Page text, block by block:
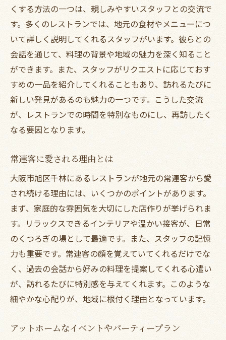
くする方法の一つは、親しみやすいスタッフとの交流で
す。多くのレストランでは、地元の食材やメニューにつ
いて詳しく説明してくれるスタッフがいます。彼らとの
会話を通じて、料理の背景や地域の魅力を深く知ること
ができます。また、スタッフがリクエストに応じておす
すめの一品を紹介してくれることもあり、訪れるたびに
新しい発見があるのも魅力の一つです。こうした交流
が、レストランでの時間を特別なものにし、再訪したく
なる要因となります。
常連客に愛される理由とは
大阪市旭区千林にあるレストランが地元の常連客から愛
され続ける理由には、いくつかのポイントがあります。
まず、家庭的な雰囲気を大切にした店作りが挙げられま
す。リラックスできるインテリアや温かい接客が、日常
のくつろぎの場として最適です。また、スタッフの記憶
力も重要です。常連客の顔を覚えていてくれるだけでな
く、過去の会話から好みの料理を提案してくれる心遣い
が、訪れるたびに特別感を与えてくれます。このような
細やかな心配りが、地域に根付く理由となっています。
アットホームなイベントやパーティープラン